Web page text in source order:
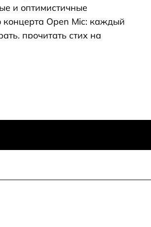
и оптимистичные
Open Mic: каждый
прочитать стих на